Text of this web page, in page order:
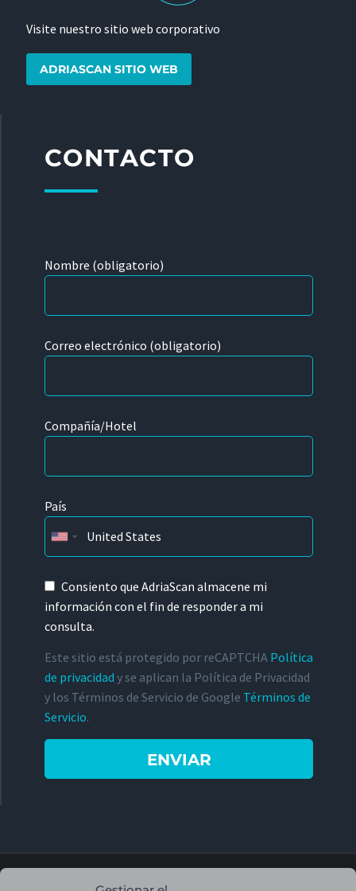
Visite nuestro sitio web corporativo
ADRIASCAN SITIO WEB
CONTACTO
Nombre (obligatorio)
Correo electrónico (obligatorio)
Compañía/Hotel
País
Consiento que AdriaScan almacene mi
información con el fin de responder a mi
consulta.
Este sitio está protegido por reCAPTCHA Política
de privacidad y se aplican la Política de Privacidad
y los Términos de Servicio de Google Términos de
Servicio.